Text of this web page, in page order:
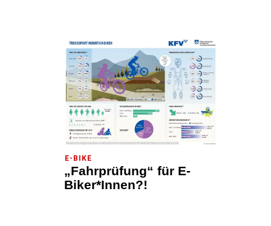
E-BIKE
„Fahrprüfung“ für E-
Biker*Innen?!